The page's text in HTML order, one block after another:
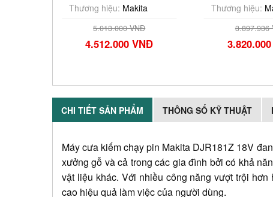
Thương hiệu:Makita
3.897.936 VNĐ
3.820.000 VNĐ
Thương
CHI TIẾT SẢN PHẨM THÔNG SỐ KỸ THUẬT
Máy cưa kiếm chạy pin Makita DJR181Z 18V
xưởng gỗ và cả trong các gia đình bởi có khả
vật liệu khác. Với nhiều công năng vượt trội
cao hiệu quả làm việc của người dùng.